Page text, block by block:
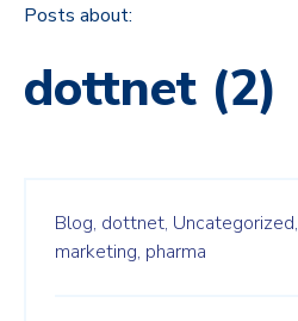
Posts about:
dottnet (2)
Blog, dottnet, Uncategorized,
marketing, pharma